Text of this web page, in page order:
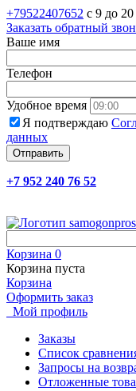
+79522407652 c 9 до 20
Заказать обратный
Ваше имя
Телефон
Удобное время
Я подтверждаю
данных
Отправить
+7 952 240 76 52
Корзина 0
Корзина пуста
Корзина
Оформить заказ
Мой профиль
Заказы
Список
Запросы на
Отложенные